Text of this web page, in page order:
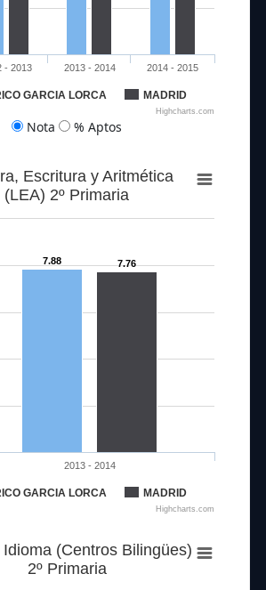
GARCIA LORCA MADRID
- 2013 2013 - 2014 2014 - 2015
Highcharts.com
Nota % Aptos
Escritura y Aritmética
(LEA) 2º Primaria
7.88 7.76
GARCIA LORCA MADRID
2013 - 2014
Highcharts.com
(Centros Bilingües)
2º Primaria